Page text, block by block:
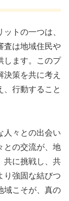
トの一つは、
査は地域住民や
します。このプ
決策を共に考え
、行動すること
人々との出会い
との交流が、地
共に挑戦し、共
り強固な結びつ
域こそが、真の